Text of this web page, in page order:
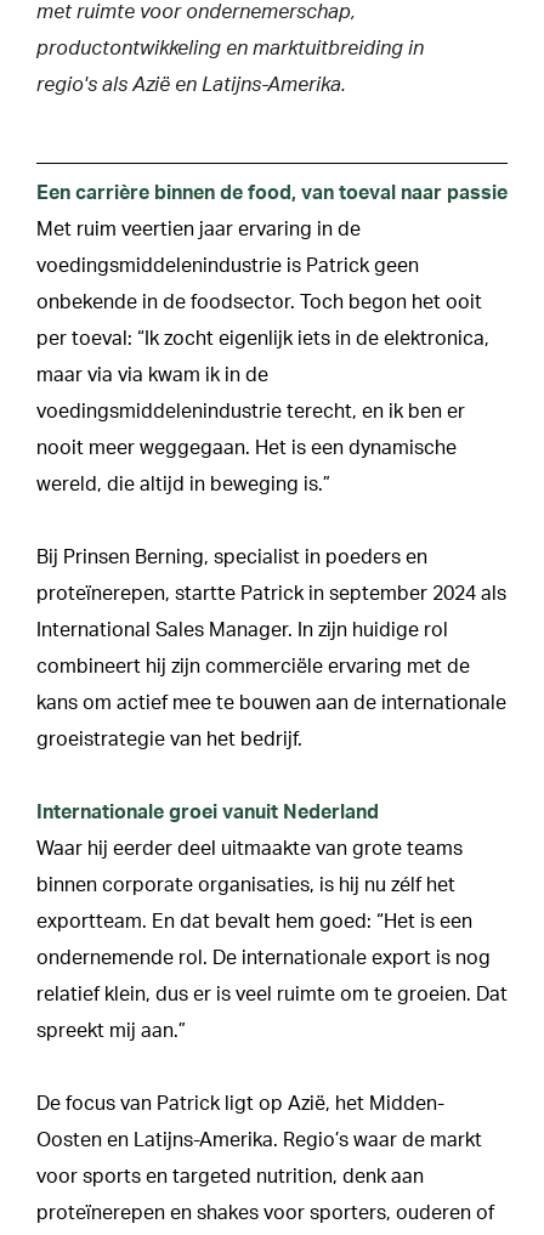
met ruimte voor ondernemerschap,
productontwikkeling en marktuitbreiding in
regio's als Azië en Latijns-Amerika.
Een carrière binnen de food, van toeval naar passie
Met ruim veertien jaar ervaring in de
voedingsmiddelenindustrie is Patrick geen
onbekende in de foodsector. Toch begon het ooit
per toeval: “Ik zocht eigenlijk iets in de elektronica,
maar via via kwam ik in de
voedingsmiddelenindustrie terecht, en ik ben er
nooit meer weggegaan. Het is een dynamische
wereld, die altijd in beweging is.”
Bij Prinsen Berning, specialist in poeders en
proteïnerepen, startte Patrick in september 2024 als
International Sales Manager. In zijn huidige rol
combineert hij zijn commerciële ervaring met de
kans om actief mee te bouwen aan de internationale
groeistrategie van het bedrijf.
Internationale groei vanuit Nederland
Waar hij eerder deel uitmaakte van grote teams
binnen corporate organisaties, is hij nu zélf het
exportteam. En dat bevalt hem goed: “Het is een
ondernemende rol. De internationale export is nog
relatief klein, dus er is veel ruimte om te groeien. Dat
spreekt mij aan.”
De focus van Patrick ligt op Azië, het Midden-
Oosten en Latijns-Amerika. Regio’s waar de markt
voor sports en targeted nutrition, denk aan
proteïnerepen en shakes voor sporters, ouderen of